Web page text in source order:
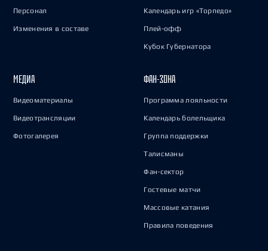
Персонал
Изменения в составе
Календарь игр «Торпедо»
Плей-офф
Кубок Губернатора
МЕДИА
Видеоматериалы
Видеотрансляции
Фотогалерея
ФАН-ЗОНА
Программа лояльности
Календарь болельщика
Группа поддержки
Талисманы
Фан-сектор
Гостевые матчи
Массовые катания
Правила поведения